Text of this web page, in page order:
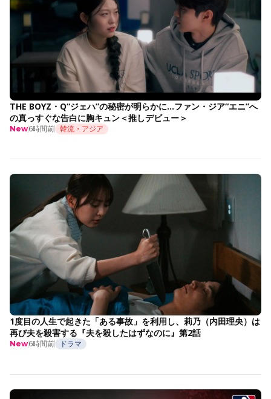
THE BOYZ・Q“ジェハ”の秘密が明らかに…ファン・ジア“エニ”へ
の真っすぐな告白に胸キュン＜推しデビュー＞
New6時間前 韓流・アジア
1度目の人生で起きた「ある事故」を利用し、莉乃（内田理央）は
再び夫を殺害する『夫を殺したはずなのに』第2話
New6時間前 ドラマ